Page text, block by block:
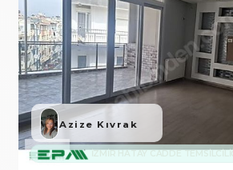
Azize Kıvrak